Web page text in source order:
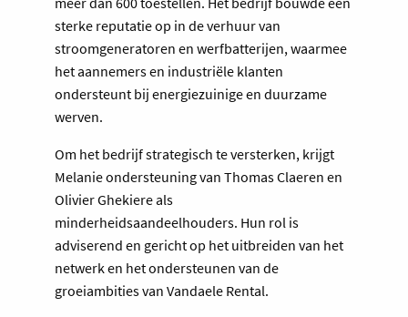
sterke reputatie op in de verhuur van
stroomgeneratoren en werfbatterijen, waarmee
het aannemers en industriële klanten
ondersteunt bij energiezuinige en duurzame
werven.
Om het bedrijf strategisch te versterken, krijgt
Melanie ondersteuning van Thomas Claeren en
Olivier Ghekiere als
minderheidsaandeelhouders. Hun rol is
adviserend en gericht op het uitbreiden van het
netwerk en het ondersteunen van de
groeiambities van Vandaele Rental.